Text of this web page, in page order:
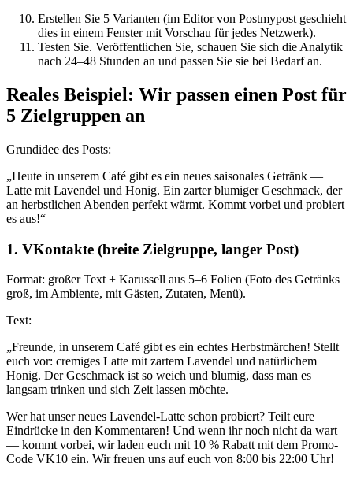
Erstellen Sie 5 Varianten (im Editor von Postmypost geschieht
dies in einem Fenster mit Vorschau für jedes Netzwerk).
Testen Sie. Veröffentlichen Sie, schauen Sie sich die Analytik
nach 24–48 Stunden an und passen Sie sie bei Bedarf an.
Reales Beispiel: Wir passen einen Post für
5 Zielgruppen an
Grundidee des Posts:
„Heute in unserem Café gibt es ein neues saisonales Getränk —
Latte mit Lavendel und Honig. Ein zarter blumiger Geschmack, der
an herbstlichen Abenden perfekt wärmt. Kommt vorbei und probiert
es aus!“
1. VKontakte (breite Zielgruppe, langer Post)
Format: großer Text + Karussell aus 5–6 Folien (Foto des Getränks
groß, im Ambiente, mit Gästen, Zutaten, Menü).
Text:
„Freunde, in unserem Café gibt es ein echtes Herbstmärchen! Stellt
euch vor: cremiges Latte mit zartem Lavendel und natürlichem
Honig. Der Geschmack ist so weich und blumig, dass man es
langsam trinken und sich Zeit lassen möchte.
Wer hat unser neues Lavendel-Latte schon probiert? Teilt eure
Eindrücke in den Kommentaren! Und wenn ihr noch nicht da wart
— kommt vorbei, wir laden euch mit 10 % Rabatt mit dem Promo-
Code VK10 ein. Wir freuen uns auf euch von 8:00 bis 22:00 Uhr!